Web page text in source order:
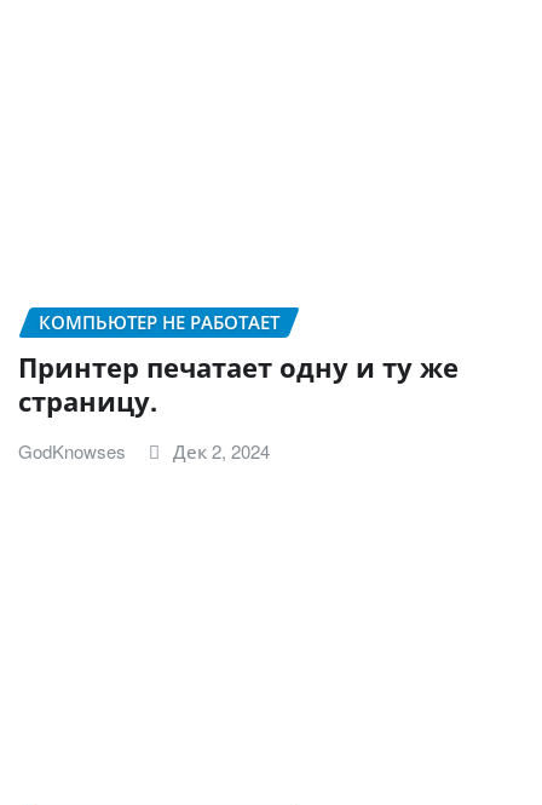
КОМПЬЮТЕР НЕ РАБОТАЕТ
Принтер печатает одну и ту же
страницу.
GodKnowses Дек 2, 2024